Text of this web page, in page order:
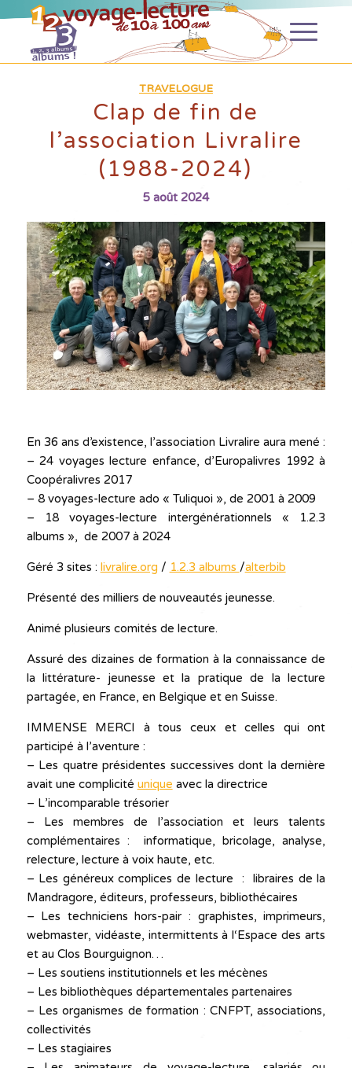
TRAVELOGUE
Clap de fin de
l’association Livralire
(1988-2024)
5 août 2024
En 36 ans d’existence, l’association Livralire aura mené :
– 24 voyages lecture enfance, d’Europalivres 1992 à
Coopéralivres 2017
– 8 voyages-lecture ado « Tuliquoi », de 2001 à 2009
– 18 voyages-lecture intergénérationnels « 1.2.3
albums », de 2007 à 2024
Géré 3 sites : livralire.org / 1.2.3 albums /alterbib
Présenté des milliers de nouveautés jeunesse.
Animé plusieurs comités de lecture.
Assuré des dizaines de formation à la connaissance de
la littérature- jeunesse et la pratique de la lecture
partagée, en France, en Belgique et en Suisse.
IMMENSE MERCI à tous ceux et celles qui ont
participé à l’aventure :
– Les quatre présidentes successives dont la dernière
avait une complicité unique avec la directrice
– L’incomparable trésorier
– Les membres de l’association et leurs talents
complémentaires : informatique, bricolage, analyse,
relecture, lecture à voix haute, etc.
– Les généreux complices de lecture : libraires de la
Mandragore, éditeurs, professeurs, bibliothécaires
– Les techniciens hors-pair : graphistes, imprimeurs,
webmaster, vidéaste, intermittents à l‘Espace des arts
et au Clos Bourguignon…
– Les soutiens institutionnels et les mécènes
– Les bibliothèques départementales partenaires
– Les organismes de formation : CNFPT, associations,
collectivités
– Les stagiaires